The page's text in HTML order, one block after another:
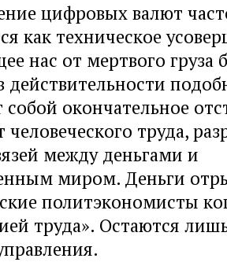
цифровых валют
как техническое
нас от мертвого груза
действительности
собой окончательное
труда,
между деньгами и
миром. Деньги
политэкономисты
труда». Остаются